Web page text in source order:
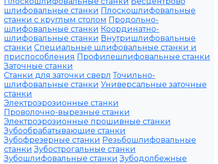
шлифовальные станки Плоскошлифовальные
станки с круглым столом Продольно-
шлифовальные станки Координатно-
шлифовальные станки Внутришлифовальные
станки Специальные шлифовальные станки и
приспособления Профилешлифовальные станки
Заточные станки
Станки для заточки сверл Точильно-
шлифовальные станки Универсальные заточные
станки
Электроэрозионные станки
Проволочно-вырезные станки
Электроэрозионные прошивные станки
Зубообрабатывающие станки
Зубофрезерные станки Резьбошлифовальные
станки Зубострогальные станки
Зубошлифовальные станки Зубодолбежные